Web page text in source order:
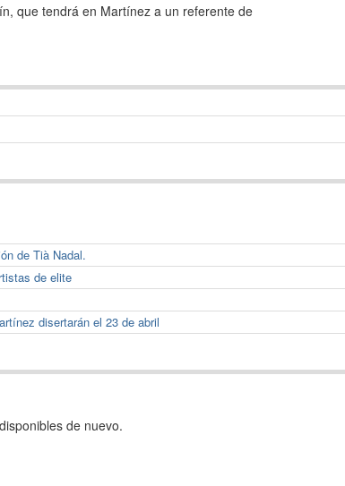
que tendrá en Martínez a un referente de
de Tià Nadal.
de elite
disertarán el 23 de abril
de nuevo.